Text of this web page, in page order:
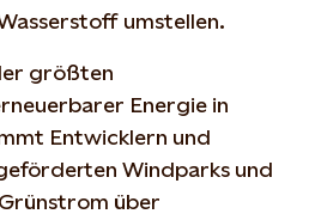
umstellen.
größten
Energie in
Entwicklern und
Windparks und
über